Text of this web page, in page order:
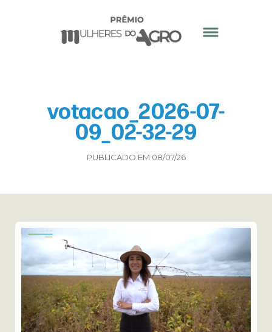
votacao_2026-07-
09_02-32-29
PUBLICADO EM 08/07/26